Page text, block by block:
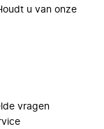
u van onze
vragen